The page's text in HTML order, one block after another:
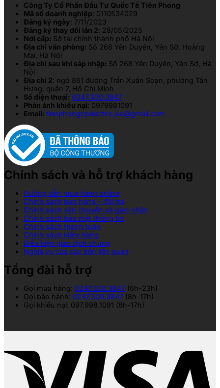
Công Ty Cổ Phần Đầu Tư Quốc Tế Tiên Phong
Mã số doanh nghiệp: 0110534029
Đăng ký ngày: 7/11/2023
Đăng ký thay đổi lần 2: 28/05/2025
Nơi cấp: Sở tài chính thành phố Hà Nội
Địa chỉ văn phòng: Số 268 Yên Duyên, Yên Sở, Hoàng
Mai, Hà Nội
Địa chỉ sau khi sáp nhập: Số 268 Yên Duyên, Yên Sở, Hà
Nội
Địa chỉ 2: ngõ 861 đường Trần Xuân Soạn, phường Tân
Hưng, quận 7, Hồ Chí Minh
Số điện thoại: 0247.300.3847
Phản ánh khiếu nại: 0979981091
Email: tienphongcpelectric.jsc@gmail.com
Chính sách và hỗ trợ khách hàng
Hướng dẫn mua hàng online
Chính sách bảo hành – đổi trả
Chính sách vận chuyển và giao nhận
Chính sách bảo mật thông tin
Chính sách thanh toán
Chính sách kiểm hàng
Điều kiện giao dịch chung
Nghĩa vụ của các bên liên quan
Tổng đài hỗ trợ
Gọi mua hàng: 0247.300.3847 (6h-23h)
Gọi bảo hành: 0247.300.3847 (8h-17h)
Gọi khiếu nại: 097.998.1091 (8h-17h)